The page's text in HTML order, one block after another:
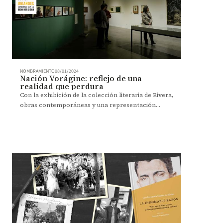
NOMBRAMIENTO08/01/2024
Nación Vorágine: reflejo de una
realidad que perdura
Con la exhibición de la colección literaria de Rivera,
obras contemporáneas y una representación